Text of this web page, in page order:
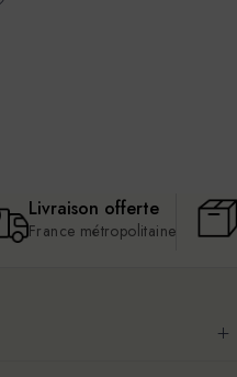
Livraison offerte
France métropolitaine